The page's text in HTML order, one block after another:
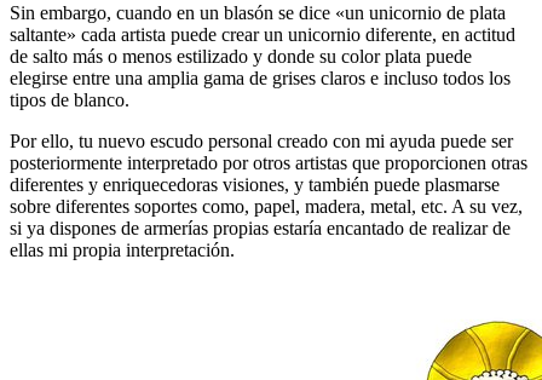
Sin embargo, cuando en un blasón se dice «un unicornio de plata
saltante» cada artista puede crear un unicornio diferente, en actitud
de salto más o menos estilizado y donde su color plata puede
elegirse entre una amplia gama de grises claros e incluso todos los
tipos de blanco.
Por ello, tu nuevo escudo personal creado con mi ayuda puede ser
posteriormente interpretado por otros artistas que proporcionen otras
diferentes y enriquecedoras visiones, y también puede plasmarse
sobre diferentes soportes como, papel, madera, metal, etc. A su vez,
si ya dispones de armerías propias estaría encantado de realizar de
ellas mi propia interpretación.